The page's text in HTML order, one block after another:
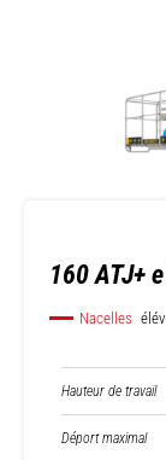
160 ATJ+
Nacelles
Hauteur de travail
Déport maximal